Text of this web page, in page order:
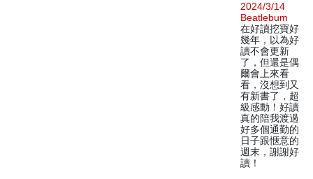
2024/3/14
Beatlebum
在好讀挖寶好
幾年，以為好
讀不會更新
了，但還是偶
爾會上來看
看，沒想到又
有新書了，超
級感動！好讀
真的陪我渡過
好多個通勤的
日子跟愜意的
週末，謝謝好
讀！